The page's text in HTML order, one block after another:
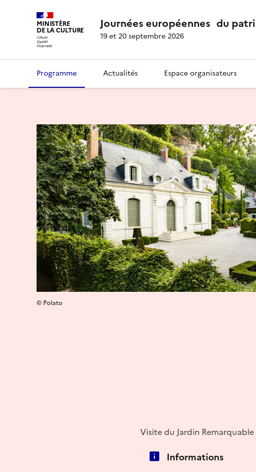
MINISTÈRE
DE LA CULTURE Journées européennes du
19 et 20 septembre 2026
Programme Actualités Espace organisateurs
© Polato
Visite du Jardin Remarquable
Informations